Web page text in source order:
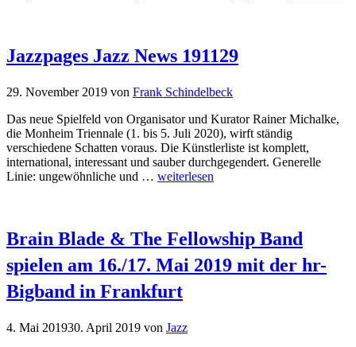
Jazzpages Jazz News 191129
29. November 2019 von Frank Schindelbeck
Das neue Spielfeld von Organisator und Kurator Rainer Michalke,
die Monheim Triennale (1. bis 5. Juli 2020), wirft ständig
verschiedene Schatten voraus. Die Künstlerliste ist komplett,
international, interessant und sauber durchgegendert. Generelle
Linie: ungewöhnliche und … weiterlesen
Brain Blade & The Fellowship Band
spielen am 16./17. Mai 2019 mit der hr-
Bigband in Frankfurt
4. Mai 201930. April 2019 von Jazz